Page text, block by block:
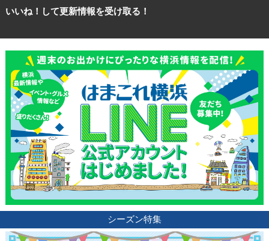
いいね！して更新情報を受け取る！
シーズン特集